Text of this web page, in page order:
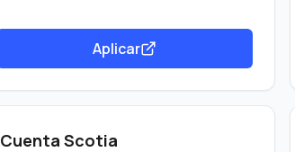
Aplicar
Cuenta Scotia